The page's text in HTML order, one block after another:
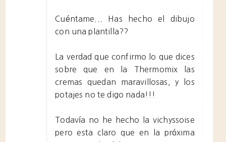
Cuéntame... Has hecho el dibujo
con una plantilla??
La verdad que confirmo lo que dices
sobre que en la Thermomix las
cremas quedan maravillosas, y los
potajes no te digo nada!!!
Todavía no he hecho la vichyssoise
pero esta claro que en la próxima